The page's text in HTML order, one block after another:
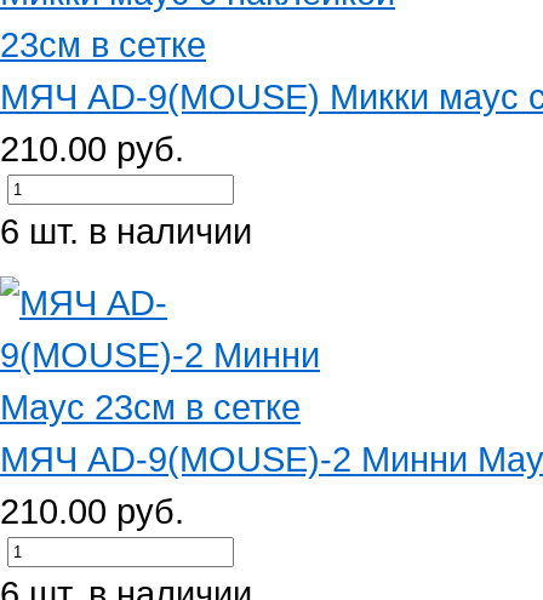
МЯЧ AD-9(MOUSE) Микки маус
210.00 руб.
6 шт. в наличии
МЯЧ AD-9(MOUSE)-2 Минни
210.00 руб.